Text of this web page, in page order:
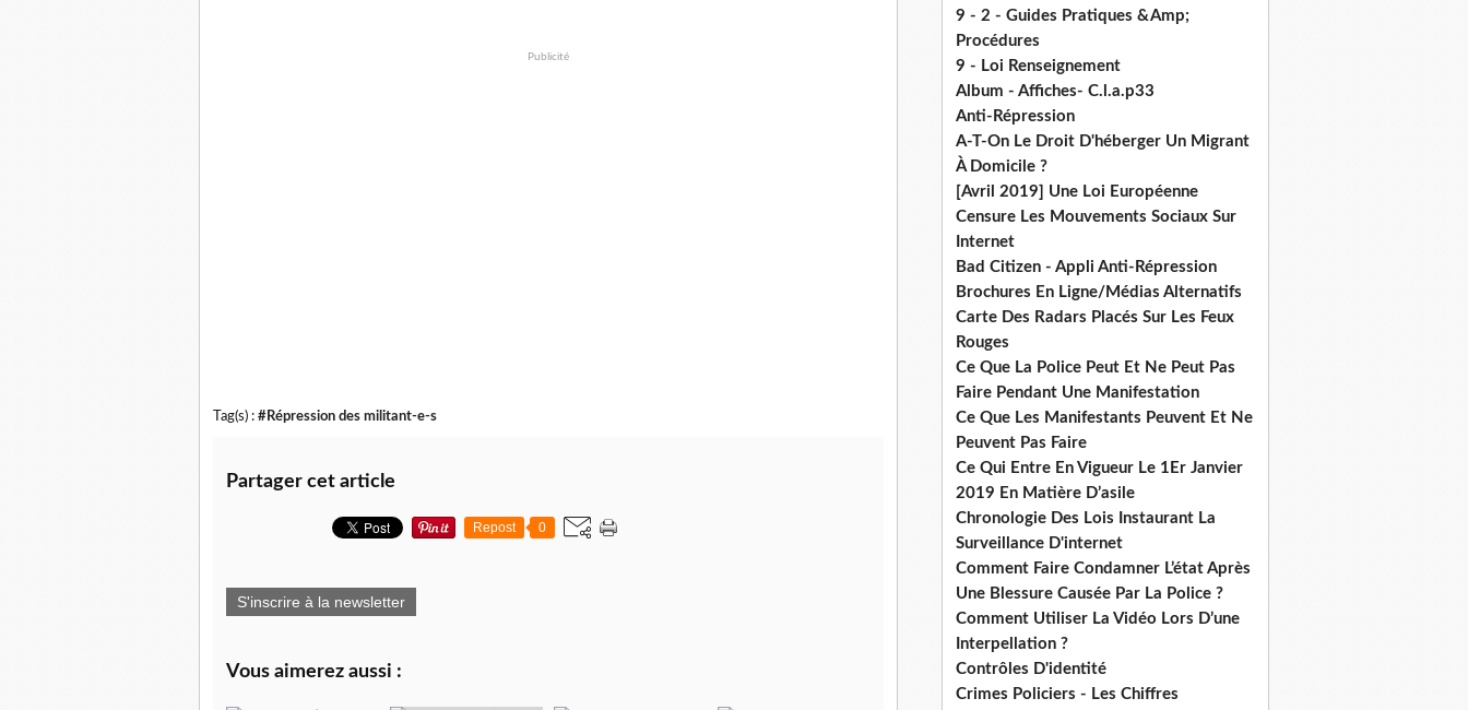
Publicité
Tag(s) : #Répression des militant-e-s
Partager cet article
Repost 0
S'inscrire à la newsletter
Vous aimerez aussi :
9 - 2 - Guides Pratiques &Amp;
Procédures
9 - Loi Renseignement
Album - Affiches- C.l.a.p33
Anti-Répression
A-T-On Le Droit D'héberger Un Migrant
À Domicile ?
[Avril 2019] Une Loi Européenne
Censure Les Mouvements Sociaux Sur
Internet
Bad Citizen - Appli Anti-Répression
Brochures En Ligne/Médias Alternatifs
Carte Des Radars Placés Sur Les Feux
Rouges
Ce Que La Police Peut Et Ne Peut Pas
Faire Pendant Une Manifestation
Ce Que Les Manifestants Peuvent Et Ne
Peuvent Pas Faire
Ce Qui Entre En Vigueur Le 1Er Janvier
2019 En Matière D’asile
Chronologie Des Lois Instaurant La
Surveillance D'internet
Comment Faire Condamner L’état Après
Une Blessure Causée Par La Police ?
Comment Utiliser La Vidéo Lors D’une
Interpellation ?
Contrôles D'identité
Crimes Policiers - Les Chiffres